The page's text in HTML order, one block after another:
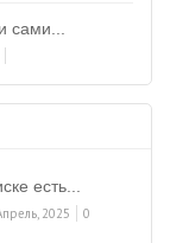
сами...
есть...
2025
0